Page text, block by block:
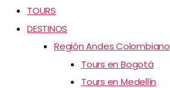
TOURS
DESTINOS
Región Andes Colombiano
Tours en Bogotá
Tours en Medellín